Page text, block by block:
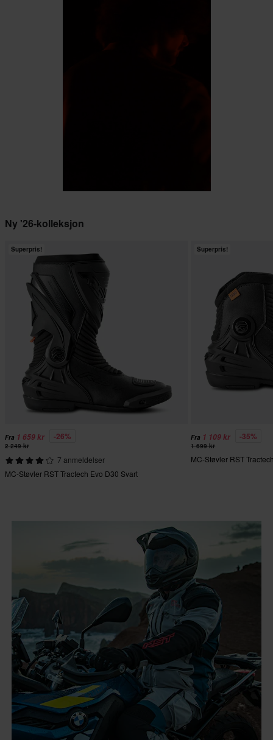
Ny '26-kolleksjon
Superpris!
Fra 1 659 kr -26%
2 249 kr
7 anmeldelser
MC-Støvler RST Tractech Evo D30 Svart
Superpris!
Fra 1 109 kr -35%
1 699 kr
MC-Støvler RST